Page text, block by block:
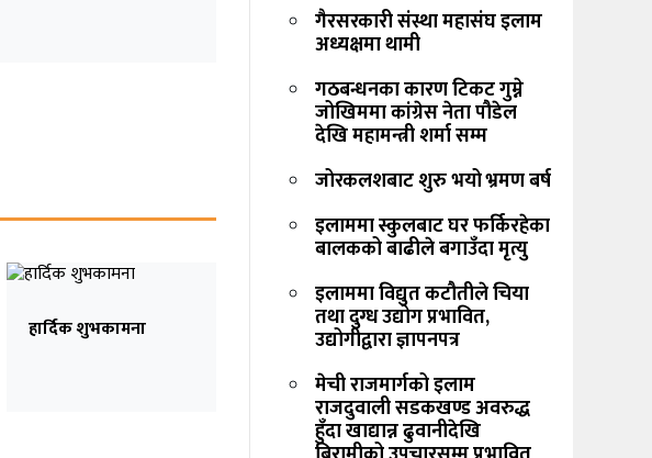
हार्दिक शुभकामना
गैरसरकारी संस्था महासंघ इलाम
अध्यक्षमा थामी
गठबन्धनका कारण टिकट गुम्ने
जोखिममा कांग्रेस नेता पौडेल
देखि महामन्त्री शर्मा सम्म
जोरकलशबाट शुरु भयो भ्रमण बर्ष
इलाममा स्कुलबाट घर फर्किरहेका
बालकको बाढीले बगाउँदा मृत्यु
इलाममा विद्युत कटौतीले चिया
तथा दुग्ध उद्योग प्रभावित,
उद्योगीद्वारा ज्ञापनपत्र
मेची राजमार्गको इलाम
राजदुवाली सडकखण्ड अवरुद्ध
हुँदा खाद्यान्न ढुवानीदेखि